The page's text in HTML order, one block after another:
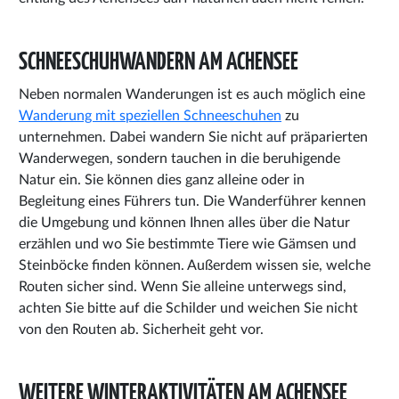
SCHNEESCHUHWANDERN AM ACHENSEE
Neben normalen Wanderungen ist es auch möglich eine
Wanderung mit speziellen Schneeschuhen zu
unternehmen. Dabei wandern Sie nicht auf präparierten
Wanderwegen, sondern tauchen in die beruhigende
Natur ein. Sie können dies ganz alleine oder in
Begleitung eines Führers tun. Die Wanderführer kennen
die Umgebung und können Ihnen alles über die Natur
erzählen und wo Sie bestimmte Tiere wie Gämsen und
Steinböcke finden können. Außerdem wissen sie, welche
Routen sicher sind. Wenn Sie alleine unterwegs sind,
achten Sie bitte auf die Schilder und weichen Sie nicht
von den Routen ab. Sicherheit geht vor.
WEITERE WINTERAKTIVITÄTEN AM ACHENSEE